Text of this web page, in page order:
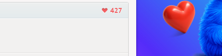
427